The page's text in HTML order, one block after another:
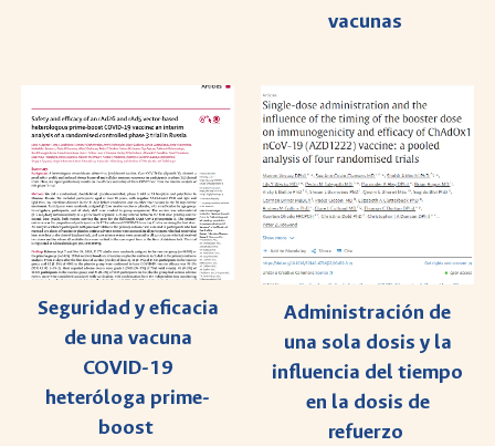
vacunas
Seguridad y eficacia
de una vacuna
COVID-19
heteróloga prime-
boost
Administración de
una sola dosis y la
influencia del tiempo
en la dosis de
refuerzo